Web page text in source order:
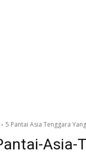
5 Pantai Asia Tenggara
Asia-